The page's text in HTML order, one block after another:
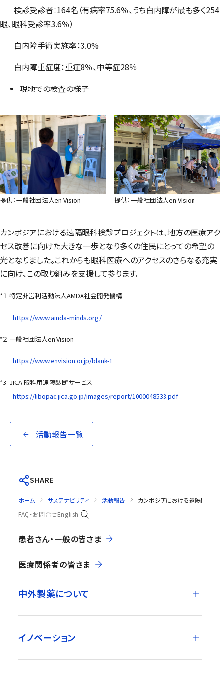
検診受診者：164名（有病率75.6％、うち⽩内障が最も多く254
眼、眼科受診率3.6％）
⽩内障⼿術実施率：3.0%
⽩内障重症度：重症8％、中等症28％
現地での検査の様子
提供：一般社団法人en Vision 提供：一般社団法人en Vision
カンボジアにおける遠隔眼科検診プロジェクトは、地方の医療アク
セス改善に向けた大きな一歩となり多くの住民にとっての希望の
光となりました。これからも眼科医療へのアクセスのさらなる充実
に向け、この取り組みを支援して参ります。
*１ 特定非営利活動法人AMDA社会開発機構
https://www.amda-minds.org/
*２ 一般社団法人en Vision
https://www.envision.or.jp/blank-1
*3 JICA 眼科用遠隔診断サービス
https://libopac.jica.go.jp/images/report/1000048533.pdf
活動報告一覧
SHARE
ホーム サステナビリティ 活動報告
カンボジアにおける遠隔眼科検
FAQ・お問合せEnglish
患者さん・一般の皆さま
医療関係者の皆さま
中外製薬について
イノベーション